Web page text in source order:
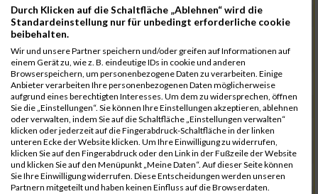
7712
Welter 00:28:53.6
7670
Hensel
7507
Pingen
00:29:23.4
7730
Planta
00:29:23.6
7641
Heit
00:29:24.1
7682
Klein 00:29:34.6
02:28:48
7732
Samson
00:29:36.6
7544
Faltenbacher
00:29:46.5
Durch Klicken auf die Schaltfläche „Ablehnen“ wird die
Standardeinstellung nur für unbedingt erforderliche cookie
beibehalten.
Wir und unsere Partner speichern und/oder greifen auf Informationen auf
einem Gerät zu, wie z. B. eindeutige IDs in cookie und anderen
Browserspeichern, um personenbezogene Daten zu verarbeiten. Einige
Anbieter verarbeiten Ihre personenbezogenen Daten möglicherweise
aufgrund eines berechtigten Interesses. Um dem zu widersprechen, öffnen
Sie die „Einstellungen“. Sie können Ihre Einstellungen akzeptieren, ablehnen
oder verwalten, indem Sie auf die Schaltfläche „Einstellungen verwalten“
klicken oder jederzeit auf die Fingerabdruck-Schaltfläche in der linken
unteren Ecke der Website klicken. Um Ihre Einwilligung zu widerrufen,
klicken Sie auf den Fingerabdruck oder den Link in der Fußzeile der Website
und klicken Sie auf den Menüpunkt „Meine Daten“. Auf dieser Seite können
Sie Ihre Einwilligung widerrufen. Diese Entscheidungen werden unseren
Partnern mitgeteilt und haben keinen Einfluss auf die Browserdaten.